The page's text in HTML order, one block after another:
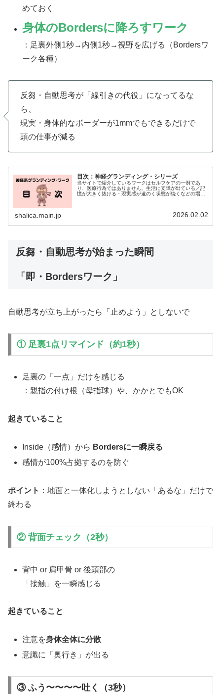
めておく
身体のBordersに降ろすワーク
：足裏外側1秒→内側1秒→視野を広げる（Bordersワ
ーク各種）
反芻・自動思考が「線引きの代役」になってるな
ら、
現実・身体的なボーダーが1mmでもできるだけで
頭の仕事が減る
目次：神経グランディング・シリーズ
当サイトで紹介しているワークはセルフケアの一例であ
り、医療行為ではありません。生活に支障が出ている／記
憶が大きく抜ける・現実感が遠のく状態が続くなどの場合
shalica.main.jp 2026.02.02
反芻・自動思考が始まった瞬間
「即・Bordersワーク」
自動思考が立ち上がったら「止めよう」としないで
① 足裏1点リマインド（約1秒）
足裏の「一点」だけを感じる
：親指の付け根（母指球）や、かかとでもOK
起きていること
Inside（感情）から Bordersに一瞬戻る
感情が100%占拠するのを防ぐ
ポイント ：地面と一体化しようとしない「あるな」だけで
終わる
② 背面チェック（2秒）
背中 or 肩甲骨 or 後頭部の
「接触」を一瞬感じる
起きていること
注意を身体全体に分散
意識に「奥行き」が出る
③ ふう〜〜〜〜吐く（3秒）